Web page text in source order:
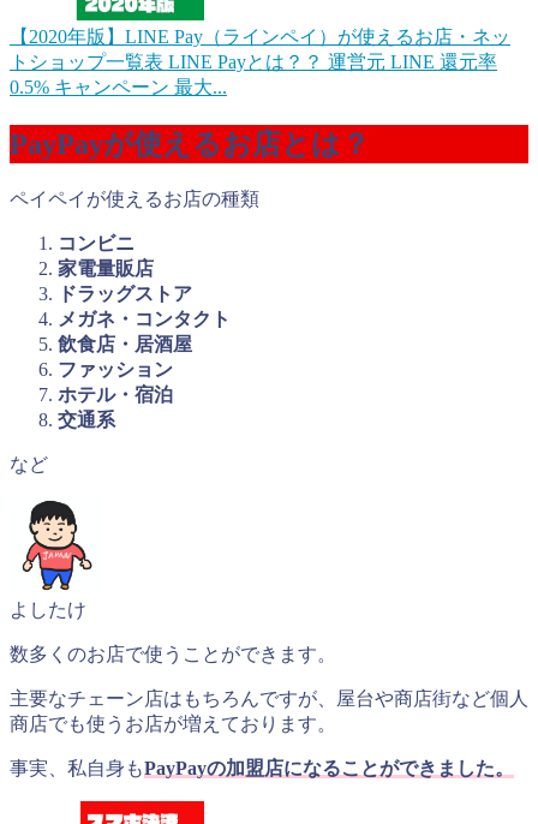
【2020年版】LINE Pay（ラインペイ）が使えるお店・ネッ
トショップ一覧表 LINE Payとは？？ 運営元 LINE 還元率
0.5% キャンペーン 最大...
PayPayが使えるお店とは？
ペイペイが使えるお店の種類
コンビニ
家電量販店
ドラッグストア
メガネ・コンタクト
飲食店・居酒屋
ファッション
ホテル・宿泊
交通系
など
よしたけ
数多くのお店で使うことができます。
主要なチェーン店はもちろんですが、屋台や商店街など個人
商店でも使うお店が増えております。
事実、私自身もPayPayの加盟店になることができました。